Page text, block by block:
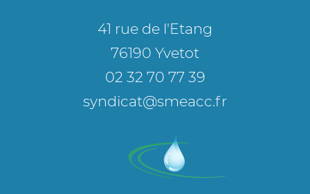
41 rue de l'Etang
76190 Yvetot
02 32 70 77 39
syndicat@smeacc.fr